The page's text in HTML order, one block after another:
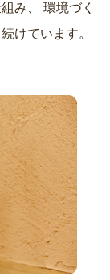
み、
けています。